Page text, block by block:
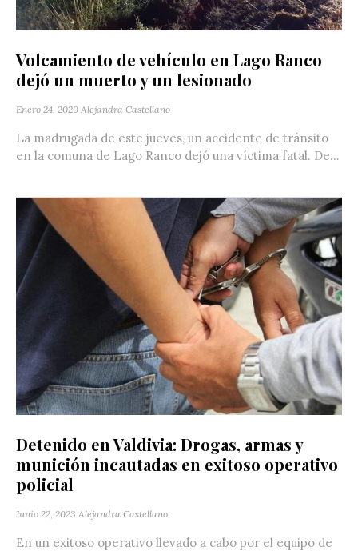
Volcamiento de vehículo en Lago Ranco
dejó un muerto y un lesionado
Enero 24, 2020 Alejandra Castellano
La madrugada de este jueves, un accidente de tránsito
en la comuna de Lago Ranco dejó una víctima fatal. De...
Detenido en Valdivia: Drogas, armas y
munición incautadas en exitoso operativo
policial
Junio 22, 2023 Alejandra Castellano
En un exitoso operativo llevado a cabo por el equipo de